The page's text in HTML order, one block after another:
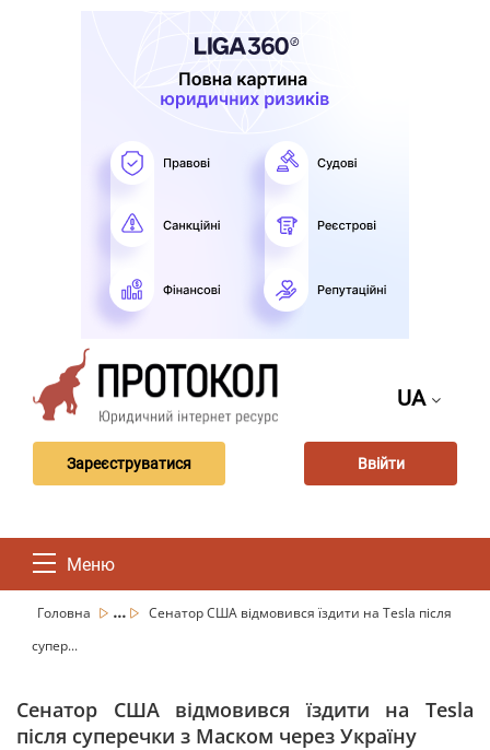
UA
Зареєструватися Ввійти
Меню
Головна ...
Сенатор США відмовився їздити на Tesla після
супер...
Сенатор США відмовився їздити на Tesla
після суперечки з Маском через Україну